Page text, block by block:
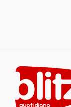
content